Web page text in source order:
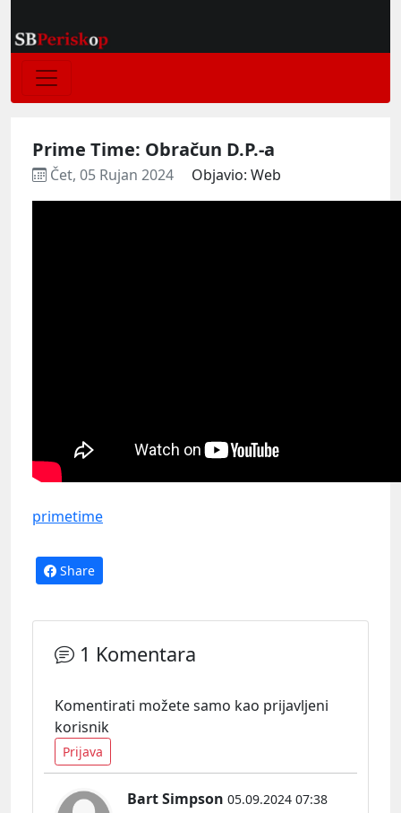
Prime Time: Obračun D.P.-a
Čet, 05 Rujan 2024 Objavio: Web
primetime
Share
1 Komentara
Komentirati možete samo kao prijavljeni
korisnik
Prijava
Bart Simpson 05.09.2024 07:38